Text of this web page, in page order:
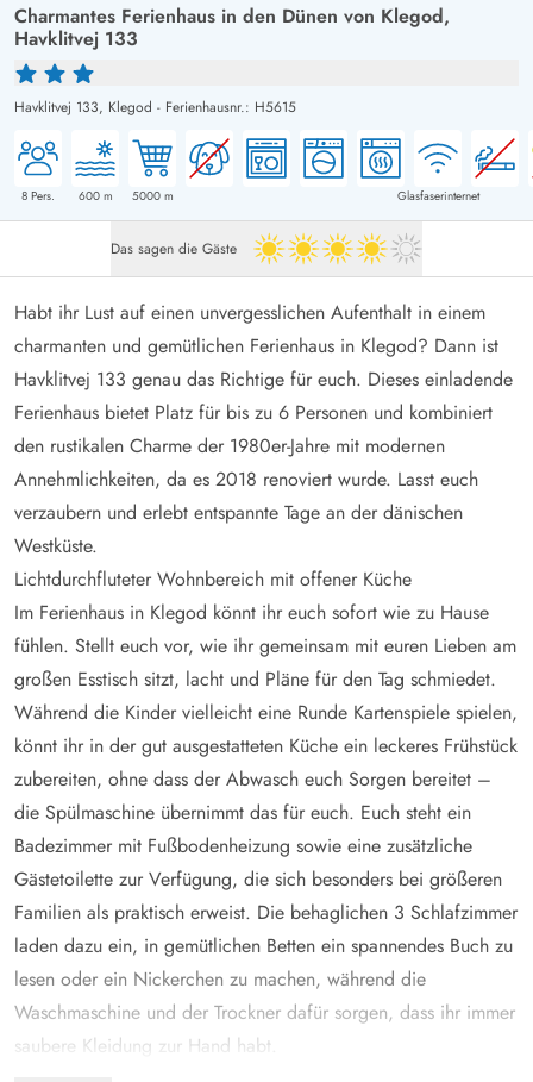
Charmantes Ferienhaus in den Dünen von Klegod,
Havklitvej 133
Havklitvej 133, Klegod - Ferienhausnr.: H5615
8 Pers. 600m 5000m Glasfaserinternet
Das sagen die Gäste 4 von 5
Habt ihr Lust auf einen unvergesslichen Aufenthalt in einem
charmanten und gemütlichen Ferienhaus in Klegod? Dann ist
Havklitvej 133 genau das Richtige für euch. Dieses einladende
Ferienhaus bietet Platz für bis zu 6 Personen und kombiniert
den rustikalen Charme der 1980er-Jahre mit modernen
Annehmlichkeiten, da es 2018 renoviert wurde. Lasst euch
verzaubern und erlebt entspannte Tage an der dänischen
Westküste.
Lichtdurchfluteter Wohnbereich mit offener Küche
Im Ferienhaus in Klegod könnt ihr euch sofort wie zu Hause
fühlen. Stellt euch vor, wie ihr gemeinsam mit euren Lieben am
großen Esstisch sitzt, lacht und Pläne für den Tag schmiedet.
Während die Kinder vielleicht eine Runde Kartenspiele spielen,
könnt ihr in der gut ausgestatteten Küche ein leckeres Frühstück
zubereiten, ohne dass der Abwasch euch Sorgen bereitet –
die Spülmaschine übernimmt das für euch. Euch steht ein
Badezimmer mit Fußbodenheizung sowie eine zusätzliche
Gästetoilette zur Verfügung, die sich besonders bei größeren
Familien als praktisch erweist. Die behaglichen 3 Schlafzimmer
laden dazu ein, in gemütlichen Betten ein spannendes Buch zu
lesen oder ein Nickerchen zu machen, während die
Waschmaschine und der Trockner dafür sorgen, dass ihr immer
saubere Kleidung zur Hand habt.